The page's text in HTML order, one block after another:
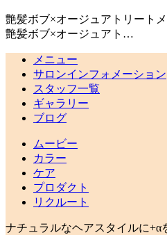
艶髪ボブ×オージュアトリート
艶髪ボブ×オージュアト…
メニュー
サロンインフォメーション
スタッフ一覧
ギャラリー
ブログ
ムービー
カラー
ケア
プロダクト
リクルート
ナチュラルなヘアスタイルに+α